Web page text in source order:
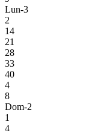
Lun-3
2
14
21
28
33
40
4
8
Dom-2
1
4